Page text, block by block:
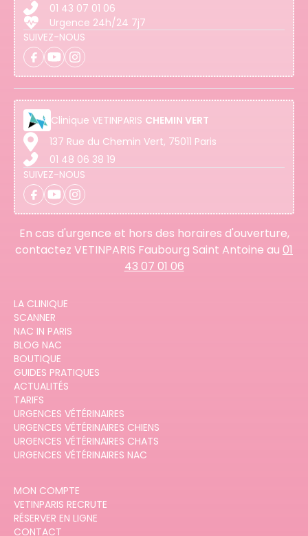
01 43 07 01 06
Urgence 24h/24 7j7
SUIVEZ-NOUS
Clinique VETINPARIS CHEMIN VERT
137 Rue du Chemin Vert, 75011 Paris
01 48 06 38 19
SUIVEZ-NOUS
En cas d'urgence et hors des horaires d'ouverture,
contactez VETINPARIS Faubourg Saint Antoine au 01
43 07 01 06
LA CLINIQUE
SCANNER
NAC IN PARIS
BLOG NAC
BOUTIQUE
GUIDES PRATIQUES
ACTUALITÉS
TARIFS
URGENCES VÉTÉRINAIRES
URGENCES VÉTÉRINAIRES CHIENS
URGENCES VÉTÉRINAIRES CHATS
URGENCES VÉTÉRINAIRES NAC
MON COMPTE
VETINPARIS RECRUTE
RÉSERVER EN LIGNE
CONTACT